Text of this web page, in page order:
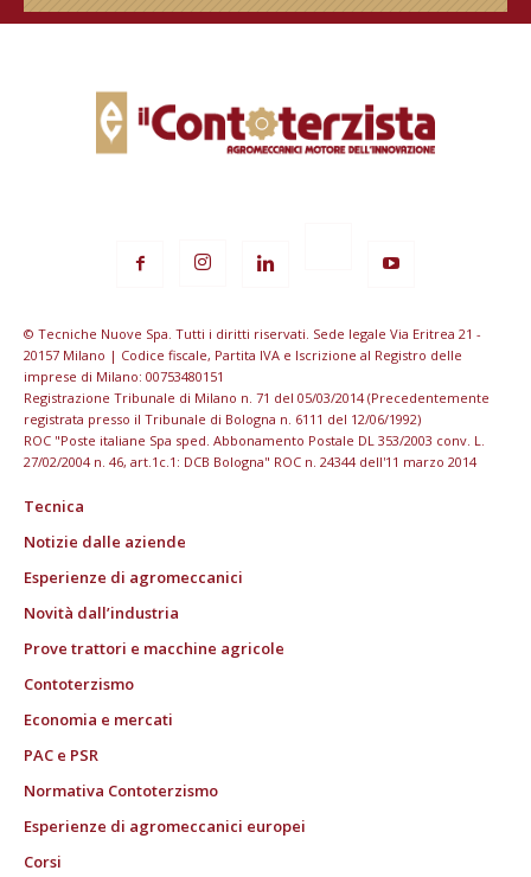
© Tecniche Nuove Spa. Tutti i diritti riservati. Sede legale Via Eritrea 21 -
20157 Milano | Codice fiscale, Partita IVA e Iscrizione al Registro delle
imprese di Milano: 00753480151
Registrazione Tribunale di Milano n. 71 del 05/03/2014 (Precedentemente
registrata presso il Tribunale di Bologna n. 6111 del 12/06/1992)
ROC "Poste italiane Spa sped. Abbonamento Postale DL 353/2003 conv. L.
27/02/2004 n. 46, art.1c.1: DCB Bologna" ROC n. 24344 dell'11 marzo 2014
Tecnica
Notizie dalle aziende
Esperienze di agromeccanici
Novità dall’industria
Prove trattori e macchine agricole
Contoterzismo
Economia e mercati
PAC e PSR
Normativa Contoterzismo
Esperienze di agromeccanici europei
Corsi